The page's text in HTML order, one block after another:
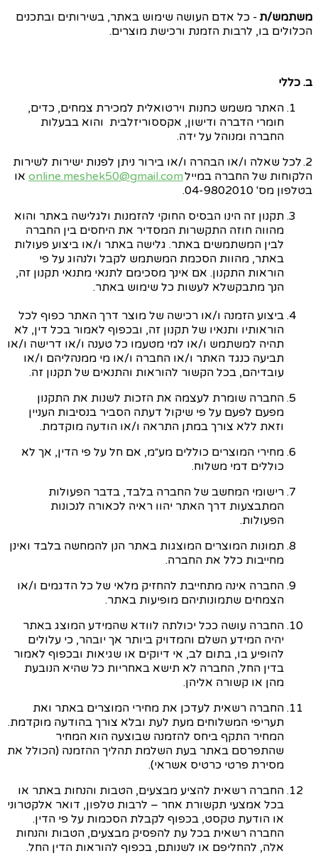
משתמש/ת - כל אדם העושה שימוש באתר, בשירותים ובתכנים
הכלולים בו, לרבות הזמנת ורכישת מוצרים.
ב. כללי
האתר משמש כחנות וירטואלית למכירת צמחים, כדים,
חומרי הדברה ודישון, אקססוריזלבית והוא בבעלות
החברה ומנוהל על ידה.
2. לכל שאלה ו/או הבהרה ו/או בירור ניתן לפנות ישירות לשירות
הלקוחות של החברה במיילonline.meshek50@gmail.com או
בטלפון מס' 04-9802010.
תקנון זה הינו הבסיס החוקי להזמנות ולגלישה באתר והוא
מהווה חוזה התקשרות המסדיר את היחסים בין החברה
לבין המשתמשים באתר. גלישה באתר ו/או ביצוע פעולות
באתר, מהוות הסכמת המשתמש לקבל ולנהוג על פי
הוראות התקנון. אם אינך מסכימם לתנאי מתנאי תקנון זה,
הנך מתבקשלא לעשות כל שימוש באתר.
ביצוע הזמנה ו/או רכישה של מוצר דרך האתר כפוף לכל
הוראותיו ותנאיו של תקנון זה, ובכפוף לאמור בכל דין, לא
תהיה למשתמש ו/או למי מטעמו כל טענה ו/או דרישה ו/או
תביעה כנגד האתר ו/או החברה ו/או מי ממנהליהם ו/או
עובדיהם, בכל הקשור להוראות והתנאים של תקנון זה.
החברה שומרת לעצמה את הזכות לשנות את התקנון
מפעם לפעם על פי שיקול דעתה הסביר בנסיבות העניין
וזאת ללא צורך במתן התראה ו/או הודעה מוקדמת.
מחירי המוצרים כוללים מע״מ, אם חל על פי הדין, אך לא
כוללים דמי משלוח.
רישומי המחשב של החברה בלבד, בדבר הפעולות
המתבצעות דרך האתר יהוו ראיה לכאורה לנכונות
הפעולות.
תמונות המוצרים המוצגות באתר הנן להמחשה בלבד ואינן
מחייבות כלל את החברה.
החברה אינה מתחייבת להחזיק מלאי של כל הדגמים ו/או
הצמחים שתמונותיהם מופיעות באתר.
החברה עושה ככל יכולתה לוודא שהמידע המוצג באתר
יהיה המידע השלם והמדויק ביותר אך יובהר, כי עלולים
להופיע בו, בתום לב, אי דיוקים או שגיאות ובכפוף לאמור
בדין החל, החברה לא תישא באחריות כל שהיא הנובעת
מהן או קשורה אליהן.
החברה רשאית לעדכן את מחירי המוצרים באתר ואת
תעריפי המשלוחים מעת לעת ובלא צורך בהודעה מוקדמת.
המחיר התקף ביחס להזמנה שבוצעה הוא המחיר
שהתפרסם באתר בעת השלמת תהליך ההזמנה (הכולל את
מסירת פרטי כרטיס אשראי).
החברה רשאית להציע מבצעים, הטבות והנחות באתר או
בכל אמצעי תקשורת אחר – לרבות טלפון, דואר אלקטרוני
או הודעת טקסט, בכפוף לקבלת הסכמות על פי הדין.
החברה רשאית בכל עת להפסיק מבצעים, הטבות והנחות
אלה, להחליפם או לשנותם, בכפוף להוראות הדין החל.